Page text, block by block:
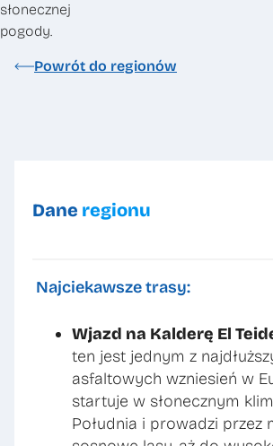
słonecznej
pogody.
Powrót do regionów
Dane regionu
Najciekawsze trasy:
Wjazd na Kalderę El
ten jest jednym z
asfaltowych wzniesień w
startuje w słonecznym
Południa i prowadzi przez